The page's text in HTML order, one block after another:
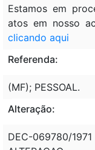
Estamos em
atos em nosso
clicando aqui
Referenda:
(MF); PESSOAL.
Alteração:
DEC-069780/